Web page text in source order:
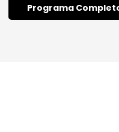
Programa